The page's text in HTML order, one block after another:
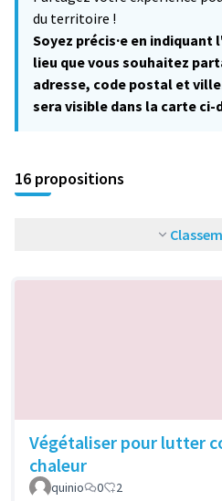
du territoire !
Soyez précis·e en
lieu que vous souhaitez
adresse, code postal et
sera visible dans la carte ci-
16 propositions
Végétaliser pour lutter
chaleur
quinio 0 2